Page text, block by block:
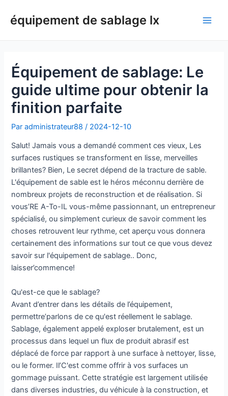
contenu
équipement de sablage lx
Équipement de sablage: Le
guide ultime pour obtenir la
finition parfaite
Paradministrateur88/ 2024-12-10
Salut! Jamais vous a demandé comment ces vieux, Les
surfaces rustiques se transforment en lisse, merveilles
brillantes? Bien, Le secret dépend de la tracture de sable.
L'équipement de sable est le héros méconnu derrière de
nombreux projets de reconstruction et de réalisation. Si
vous’RE A-To-IL vous-même passionnant, un entrepreneur
spécialisé, ou simplement curieux de savoir comment les
choses retrouvent leur rythme, cet aperçu vous donnera
certainement des informations sur tout ce que vous devez
savoir sur l'équipement de sablage.. Donc,
laisser’commence!
Qu'est-ce que le sablage?
Avant d’entrer dans les détails de l’équipement,
permettre’parlons de ce qu'est réellement le sablage.
Sablage, également appelé exploser brutalement, est un
processus dans lequel un flux de produit abrasif est
déplacé de force par rapport à une surface à nettoyer, lisse,
ou le former. Il’C'est comme offrir à vos surfaces un
gommage puissant. Cette stratégie est largement utilisée
dans diverses industries, du véhicule à la construction, et